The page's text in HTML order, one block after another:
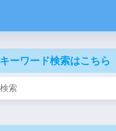
キーワード検索はこちら